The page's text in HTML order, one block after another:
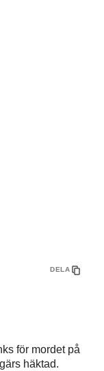
DELA
för mordet på
häktad.